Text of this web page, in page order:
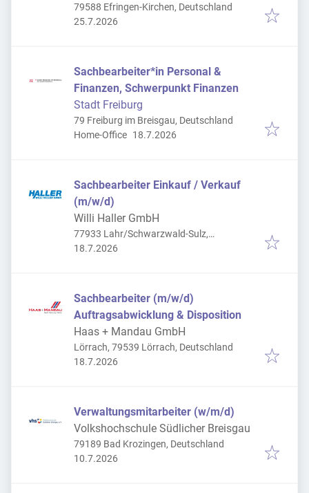
79588 Efringen-Kirchen, Deutschland
Veröffentlicht
25.7.2026
Sachbearbeiter*in Personal &
Finanzen, Schwerpunkt Finanzen
Stadt Freiburg
79 Freiburg im Breisgau, Deutschland
Home-Office Veröffentlicht
18.7.2026
Sachbearbeiter Einkauf / Verkauf
(m/w/d)
Willi Haller GmbH
77933 Lahr/Schwarzwald-Sulz,
Deutschland
Veröffentlicht
18.7.2026
Sachbearbeiter (m/w/d)
Auftragsabwicklung & Disposition
Haas + Mandau GmbH
Lörrach, 79539 Lörrach, Deutschland
Veröffentlicht
18.7.2026
Verwaltungsmitarbeiter (w/m/d)
Volkshochschule Südlicher Breisgau
79189 Bad Krozingen, Deutschland
Veröffentlicht
10.7.2026